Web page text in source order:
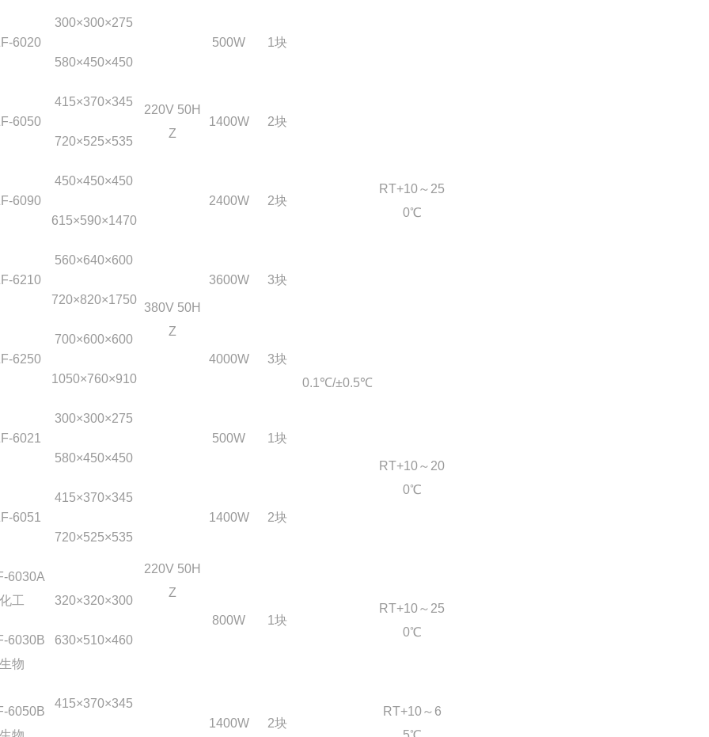
6020
300×300×275
580×450×450
220V 50H
Z
500W 1块
0.1 ℃/±0.5℃
RT+10～25
0℃
6050
415×370×345
720×525×535
1400W 2块
6090
450×450×450
615×590×1470
2400W 2块
6210
560×640×600
720×820×1750
380V 50H
Z
3600W 3块
6250
700×600×600
1050×760×910
4000W 3块
6021
300×300×275
580×450×450
220V 50H
Z
500W 1块
RT+10～20
0℃
6051
415×370×345
720×525×535
1400W 2块
6030A
化工
320×320×300
630×510×460
800W 1块
RT+10～25
0℃
6030B
生物
6050B
415×370×345
1400W 2块
RT+10～6